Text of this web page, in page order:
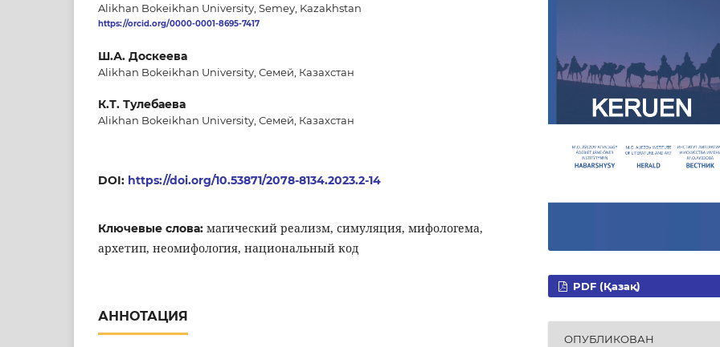
Alikhan Bokeikhan University, Semey, Kazakhstan
https://orcid.org/0000-0001-8695-7417
Ш.А. Доскеева
Alikhan Bokeikhan University, Семей, Казахстан
К.Т. Тулебаева
Alikhan Bokeikhan University, Семей, Казахстан
DOI: https://doi.org/10.53871/2078-8134.2023.2-14
Ключевые слова: магический реализм, симуляция, мифологема,
архетип, неомифология, национальный код
АННОТАЦИЯ
PDF (Қазақ)
ОПУБЛИКОВАН